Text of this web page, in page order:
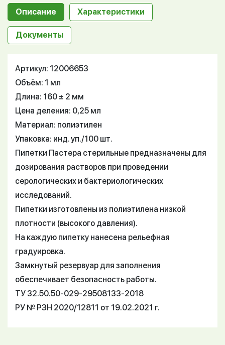
Описание Характеристики
Документы
Артикул: 12006653
Объём: 1 мл
Длина: 160 ± 2 мм
Цена деления: 0,25 мл
Материал: полиэтилен
Упаковка: инд. уп./100 шт.
Пипетки Пастера стерильные предназначены для
дозирования растворов при проведении
серологических и бактериологических
исследований.
Пипетки изготовлены из полиэтилена низкой
плотности (высокого давления).
На каждую пипетку нанесена рельефная
градуировка.
Замкнутый резервуар для заполнения
обеспечивает безопасность работы.
ТУ 32.50.50-029-29508133-2018
РУ № РЗН 2020/12811 от 19.02.2021 г.